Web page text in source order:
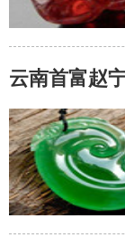
云南首富赵